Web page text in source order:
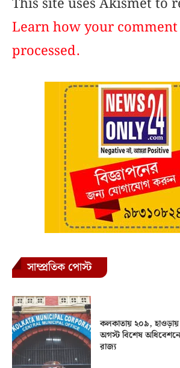
Learn how your
processed.
সাম্প্রতিক পোস্ট
কলকাতায় ২০৯, হাওড়ায়
অগস্ট বিশেষ
রাজ্য